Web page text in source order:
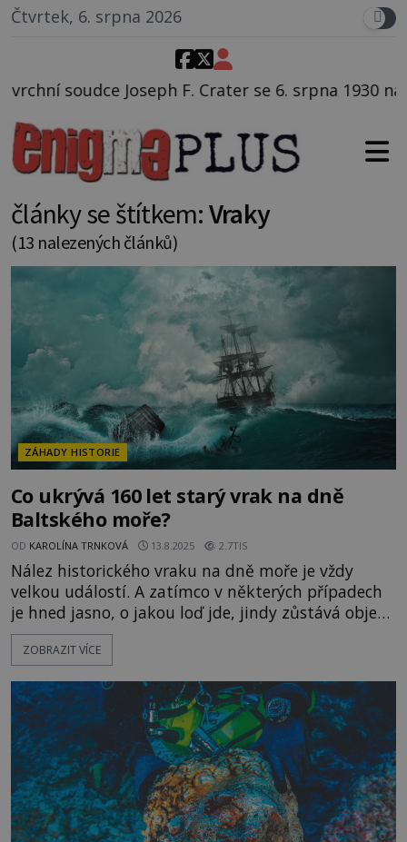
Čtvrtek, 6. srpna 2026
se 6. srpna 1930 navečeří ve své oblíbené
články se štítkem:Vraky
(13 nalezených článků)
ZÁHADY HISTORIE
Co ukrývá 160 let starý vrak na dně
Baltského moře?
OD KAROLÍNA TRNKOVÁ 13.8.2025 2.7TIS
Nález historického vraku na dně moře je vždy
velkou událostí. A zatímco v některých případech
je hned jasno, o jakou loď jde, jindy zůstává objev
dlouhou dobu záhadou. To je i případ potopeného
plavidla nalezeného v roce 2016 v Baltském moři.
skončila pod hladinou? Nedaleko Alandských
ostrovů u jiho
ZOBRAZIT VÍCE